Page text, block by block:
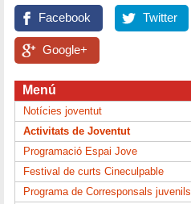
Facebook Twitter
Google+
Menú
Notícies joventut
Activitats de Joventut
Programació Espai Jove
Festival de curts Cineculpable
Programa de Corresponsals juvenils